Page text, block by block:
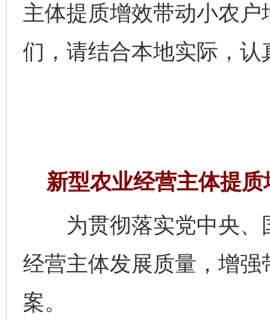
主体提质增效带动小农
们，请结合本地实际，认
新型农业经营主体提
为贯彻落实党中央、
经营主体发展质量，增
案。